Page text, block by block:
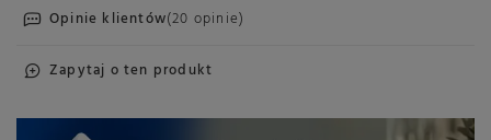
Opinie klientów(20 opinie)
Zapytaj o ten produkt